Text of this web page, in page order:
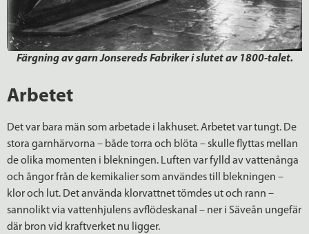
Färgning av garn Jonsereds Fabriker i slutet av 1800-talet.
Arbetet
Det var bara män som arbetade i lakhuset. Arbetet var tungt. De
stora garnhärvorna – både torra och blöta – skulle flyttas mellan
de olika momenten i blekningen. Luften var fylld av vattenånga
och ångor från de kemikalier som användes till blekningen –
klor och lut. Det använda klorvattnet tömdes ut och rann –
sannolikt via vattenhjulens avflödeskanal – ner i Säveån ungefär
där bron vid kraftverket nu ligger.